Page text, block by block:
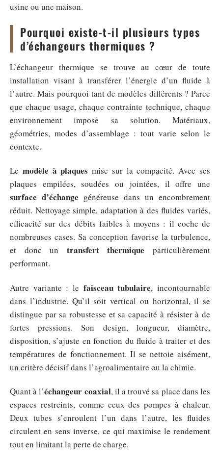
usine ou une maison.
Pourquoi existe-t-il plusieurs types
d’échangeurs thermiques ?
L’échangeur thermique se trouve au cœur de toute
installation visant à transférer l’énergie d’un fluide à
l’autre. Mais pourquoi tant de modèles différents ? Parce
que chaque usage, chaque contrainte technique, chaque
environnement impose sa solution. Matériaux,
géométries, modes d’assemblage : tout varie selon le
contexte.
Le modèle à plaques mise sur la compacité. Avec ses
plaques empilées, soudées ou jointées, il offre une
surface d’échange généreuse dans un encombrement
réduit. Nettoyage simple, adaptation à des fluides variés,
efficacité sur des débits faibles à moyens : il coche de
nombreuses cases. Sa conception favorise la turbulence,
et donc un transfert thermique particulièrement
performant.
Autre variante : le faisceau tubulaire, incontournable
dans l’industrie. Qu’il soit vertical ou horizontal, il se
distingue par sa robustesse et sa capacité à résister à de
fortes pressions. Son design, longueur, diamètre,
disposition, s’ajuste en fonction du fluide à traiter et des
températures de fonctionnement. Il se nettoie aisément,
un critère décisif dans l’agroalimentaire ou la chimie.
Quant à l’échangeur coaxial, il a trouvé sa place dans les
espaces restreints, comme ceux des pompes à chaleur.
Deux tubes s’enroulent l’un dans l’autre, les fluides
circulent en sens inverse, ce qui maximise le rendement
tout en limitant la perte de charge.